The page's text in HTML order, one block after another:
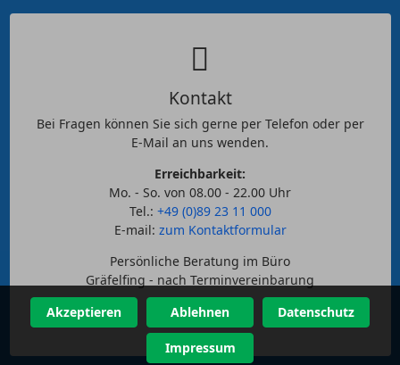
Kontakt
Bei Fragen können Sie sich gerne per Telefon oder per
E-Mail an uns wenden.
Erreichbarkeit:
Mo. - So. von 08.00 - 22.00 Uhr
Tel.: +49 (0)89 23 11 000
E-mail: zum Kontaktformular
Persönliche Beratung im Büro
Gräfelfing - nach Terminvereinbarung
Akzeptieren Ablehnen Datenschutz
Impressum